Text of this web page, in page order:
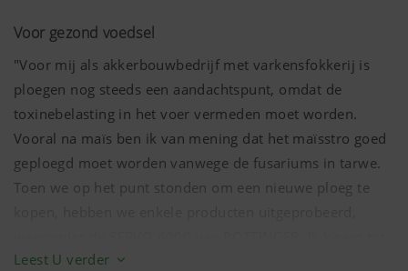
Voor gezond voedsel
"Voor mij als akkerbouwbedrijf met varkensfokkerij is
ploegen nog steeds een aandachtspunt, omdat de
toxinebelasting in het voer vermeden moet worden.
Vooral na maïs ben ik van mening dat het maïsstro goed
geploegd moet worden vanwege de fusariums in tarwe.
Toen we op het punt stonden om een nieuwe ploeg te
de conclusie dat dit een topploeg is en ik koos voor de
Leest U verder